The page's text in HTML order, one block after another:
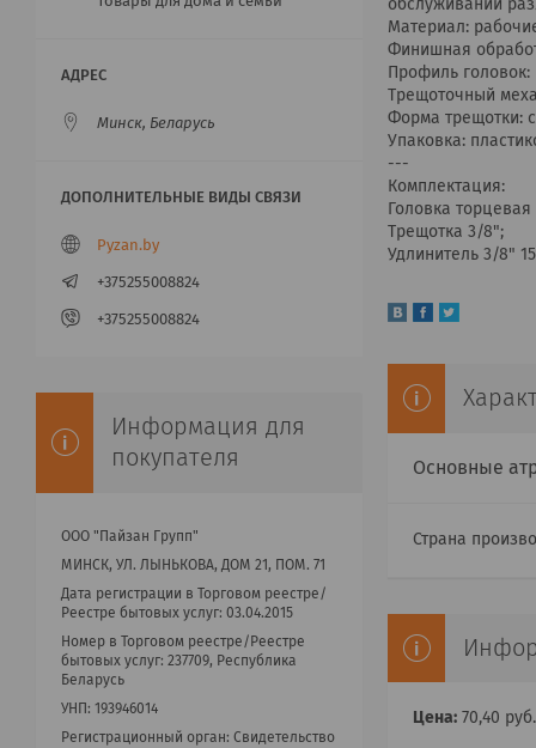
обслуживании
Материал:
Финишная
Профиль
Трещоточный
Форма трещотки:
Упаковка:
---
Комплектация:
Головка торцевая
Трещотка 3/8";
Удлинитель 3/8"
Основные
Страна
Цена: 70,40 руб.
Минск, Беларусь
Pyzan.by
+375255008824
+375255008824
Информация для
покупателя
ООО "Пайзан Групп"
МИНСК, УЛ. ЛЫНЬКОВА, ДОМ 21, ПОМ. 71
Дата регистрации в Торговом реестре/
Реестре бытовых услуг: 03.04.2015
Номер в Торговом реестре/Реестре
бытовых услуг: 237709, Республика
Беларусь
УНП: 193946014
Регистрационный орган: Cвидетельство